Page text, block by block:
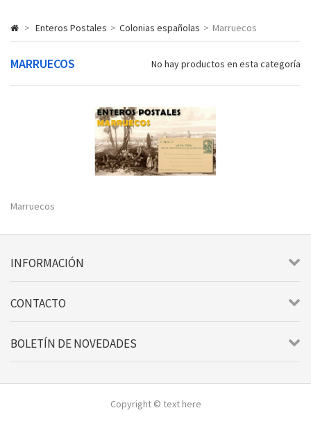
> Enteros Postales > Colonias españolas > Marruecos
MARRUECOS No hay productos en esta categoría
Marruecos
INFORMACIÓN
CONTACTO
BOLETÍN DE NOVEDADES
Copyright © text here